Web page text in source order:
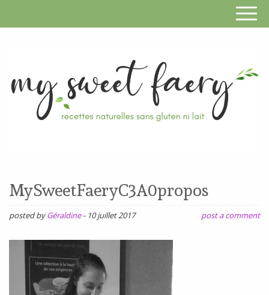
SANS
GLUTEN,
SANS
SANS
SOJA,
ŒUFS
MySweetFaeryC3A0propos
posted byGéraldine - 10 juillet 2017 post a comment